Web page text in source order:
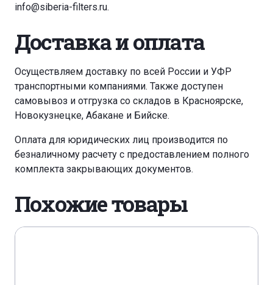
CATERPILLAR 140 G
CATERPILLAR 14 GR CATERPILLAR 14 H
CATERPILLAR 213 B/BLC CATERPILLAR 214 B
CATERPILLAR 215 CATERPILLAR 215 C
CATERPILLAR 219
info@siberia-filters.ru.
Доставка и оплата
Осуществляем доставку по всей России и УФР
транспортными компаниями. Также доступен
самовывоз и отгрузка со складов в Красноярске,
Новокузнецке, Абакане и Бийске.
Оплата для юридических лиц производится по
безналичному расчету с предоставлением полного
комплекта закрывающих документов.
Похожие товары